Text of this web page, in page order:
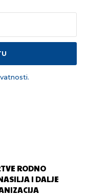
RODNO
I DALJE